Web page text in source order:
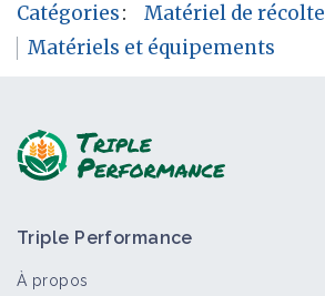
Catégories:
Matériel de récolte
Matériels et équipements
Triple Performance
À propos